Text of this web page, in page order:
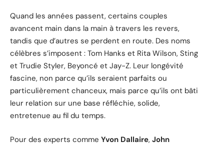
Quand les années passent, certains couples
avancent main dans la main à travers les revers,
tandis que d’autres se perdent en route. Des noms
célèbres s’imposent : Tom Hanks et Rita Wilson, Sting
et Trudie Styler, Beyoncé et Jay-Z. Leur longévité
fascine, non parce qu’ils seraient parfaits ou
particulièrement chanceux, mais parce qu’ils ont bâti
leur relation sur une base réfléchie, solide,
entretenue au fil du temps.
Pour des experts comme Yvon Dallaire, John